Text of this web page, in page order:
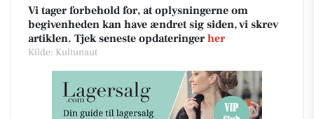
Vi tager forbehold for, at oplysningerne om
begivenheden kan have ændret sig siden, vi skrev
artiklen. Tjek seneste opdateringer her
Kilde: Kultunaut